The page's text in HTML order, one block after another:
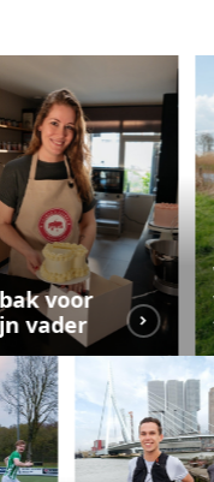
voor
vader